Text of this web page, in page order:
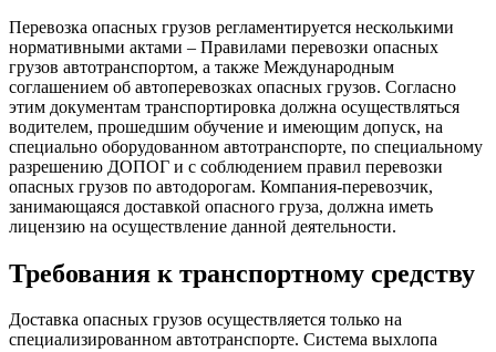
Перевозка опасных грузов регламентируется несколькими
нормативными актами – Правилами перевозки опасных
грузов автотранспортом, а также Международным
соглашением об автоперевозках опасных грузов. Согласно
этим документам транспортировка должна осуществляться
водителем, прошедшим обучение и имеющим допуск, на
специально оборудованном автотранспорте, по специальному
разрешению ДОПОГ и с соблюдением правил перевозки
опасных грузов по автодорогам. Компания-перевозчик,
занимающаяся доставкой опасного груза, должна иметь
лицензию на осуществление данной деятельности.
Требования к транспортному средству
Доставка опасных грузов осуществляется только на
специализированном автотранспорте. Система выхлопа